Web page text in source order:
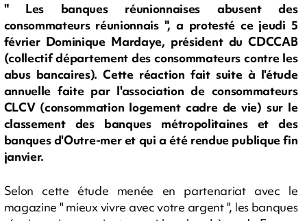
" Les banques réunionnaises abusent des
consommateurs réunionnais ", a protesté ce jeudi 5
février Dominique Mardaye, président du CDCCAB
(collectif département des consommateurs contre les
abus bancaires). Cette réaction fait suite à l'étude
annuelle faite par l'association de consommateurs
CLCV (consommation logement cadre de vie) sur le
classement des banques métropolitaines et des
banques d'Outre-mer et qui a été rendue publique fin
janvier.
Selon cette étude menée en partenariat avec le
magazine " mieux vivre avec votre argent ", les banques